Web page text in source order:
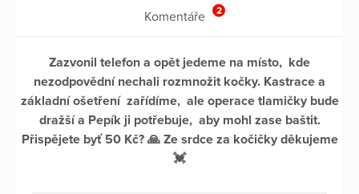
Komentáře 2
Zazvonil telefon a opět jedeme na místo, kde
nezodpovědní nechali rozmnožit kočky. Kastrace a
základní ošetření zařídíme, ale operace tlamičky bude
dražší a Pepík ji potřebuje, aby mohl zase baštit.
Přispějete byť 50 Kč? 🙏 Ze srdce za kočičky děkujeme
💓